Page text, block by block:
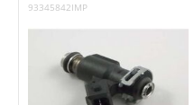
93345842IMP